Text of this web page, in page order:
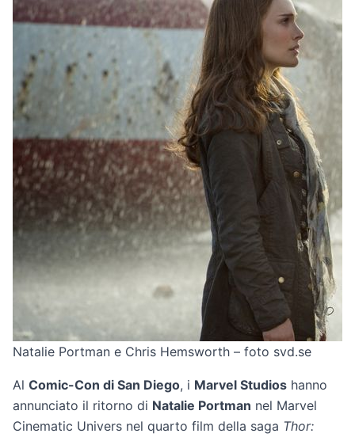
Natalie Portman e Chris Hemsworth – foto svd.se
Al Comic-Con di San Diego, i Marvel Studios hanno
annunciato il ritorno di Natalie Portman nel Marvel
Cinematic Univers nel quarto film della saga Thor: